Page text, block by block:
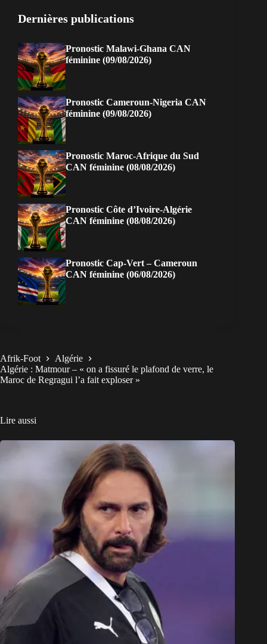
Dernières publications
Pronostic Malawi-Ghana CAN
féminine (09/08/2026)
Pronostic Cameroun-Nigeria CAN
féminine (09/08/2026)
Pronostic Maroc-Afrique du Sud
CAN féminine (08/08/2026)
Pronostic Côte d’Ivoire-Algérie
CAN féminine (08/08/2026)
Pronostic Cap-Vert – Cameroun
CAN féminine (06/08/2026)
Afrik-Foot
Algérie
Algérie : Matmour – « on a fissuré le plafond de verre, le
Maroc de Regragui l’a fait exploser »
Lire aussi